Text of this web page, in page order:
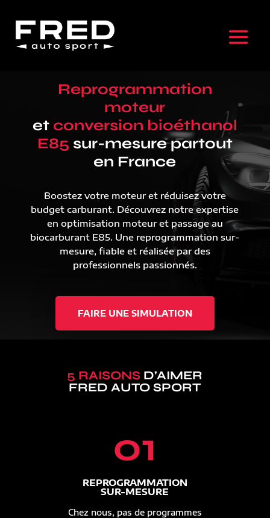
Reprogrammation
moteur
et conversion bioéthanol
E85 sur-mesure partout
en France
Boostez votre moteur et réduisez votre
budget carburant. Découvrez notre expertise
en optimisation moteur et passage au
biocarburant E85. Une reprogrammation sur-
mesure, fiable et réalisée par des
professionnels passionnés.
FAIRE UNE SIMULATION
5 RAISONS D’AIMER
FRED AUTO SPORT
01
REPROGRAMMATION
SUR-MESURE
Chez nous, pas de programmes